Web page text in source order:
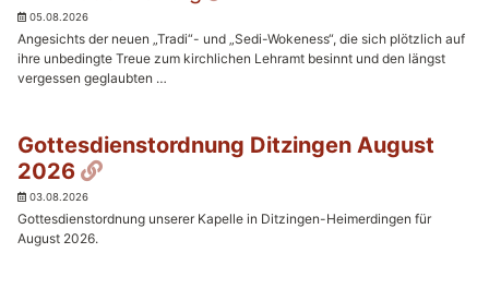
05.08.2026
Angesichts der neuen „Tradi“- und „Sedi-Wokeness“, die sich plötzlich auf
ihre unbedingte Treue zum kirchlichen Lehramt besinnt und den längst
vergessen geglaubten …
Gottesdienstordnung Ditzingen August
2026
Permalink
03.08.2026
Gottesdienstordnung unserer Kapelle in Ditzingen-Heimerdingen für
August 2026.